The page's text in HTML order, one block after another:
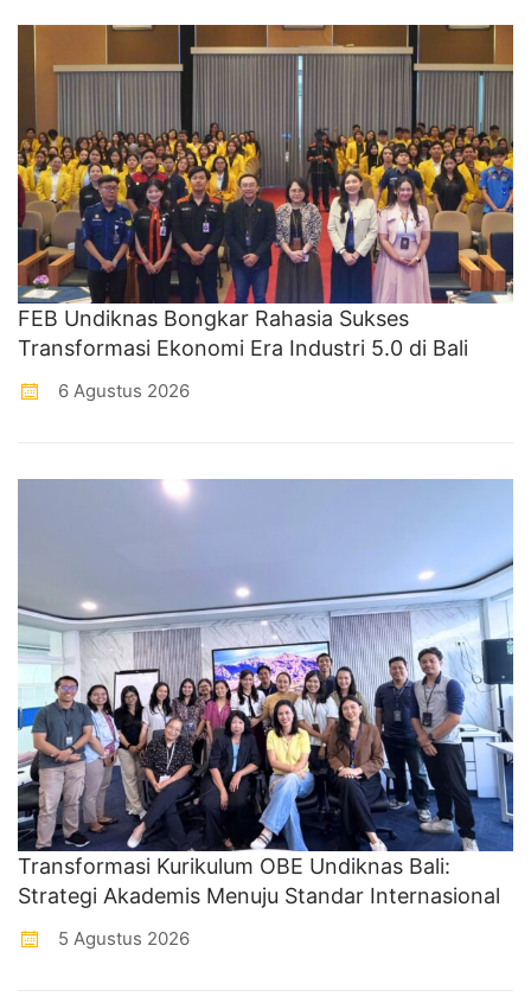
FEB Undiknas Bongkar Rahasia Sukses
Transformasi Ekonomi Era Industri 5.0 di Bali
6 Agustus 2026
Transformasi Kurikulum OBE Undiknas Bali:
Strategi Akademis Menuju Standar Internasional
5 Agustus 2026